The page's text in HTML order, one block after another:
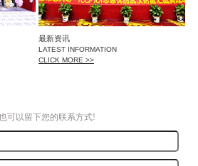
最新资讯
LATEST INFORMATION
CLICK MORE >>
可以留下您的联系方式!